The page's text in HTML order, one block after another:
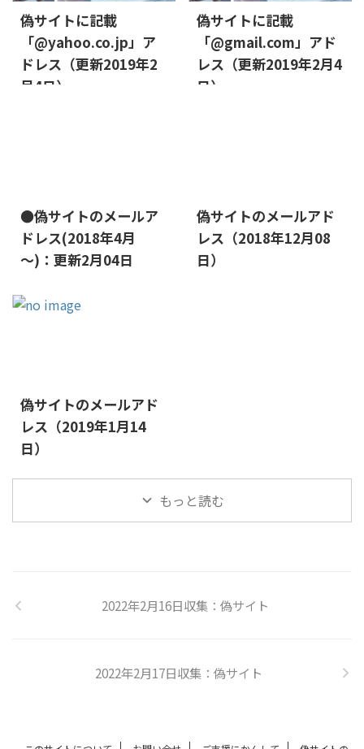
偽サイトに記載
「@yahoo.co.jp」ア
ドレス（更新2019年2
月4日）
偽サイトに記載
「@gmail.com」アド
レス（更新2019年2月4
日）
●偽サイトのメールア
ドレス(2018年4月
～)：更新2月04日
偽サイトのメールアド
レス（2018年12月08
日）
偽サイトのメールアド
レス（2019年1月14
日）
もっと読む
2022年2月16日収集：偽サイト
2022年2月17日収集：偽サイト